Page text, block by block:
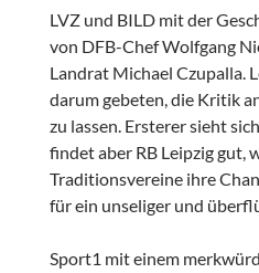
LVZ und BILD mit der
von DFB-Chef Wolfgang
Landrat Michael Czupalla.
darum gebeten, die Kritik
zu lassen. Ersterer sieht
findet aber RB Leipzig gut,
Traditionsvereine ihre
für ein unseliger und
Sport1 mit einem